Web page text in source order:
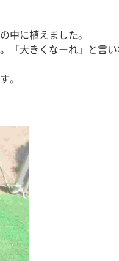
中に植えました。
「大きくなーれ」と言
。